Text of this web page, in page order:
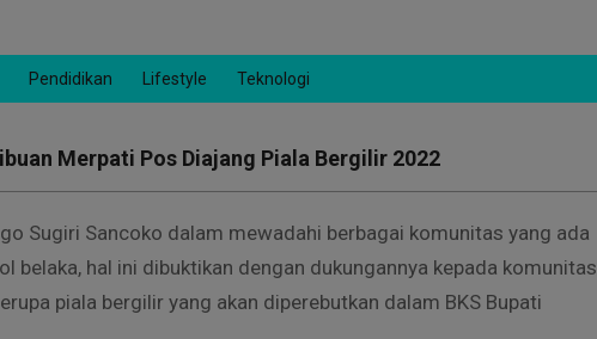
Pendidikan Lifestyle Teknologi
Merpati Pos Diajang Piala Bergilir 2022
Sugiri Sancoko dalam mewadahi berbagai komunitas yang ada
belaka, hal ini dibuktikan dengan dukungannya kepada komunitas
piala bergilir yang akan diperebutkan dalam BKS Bupati